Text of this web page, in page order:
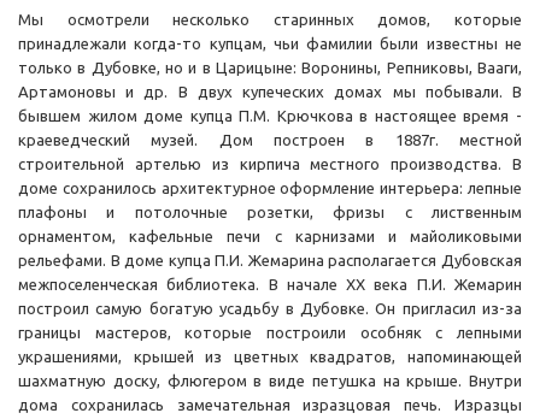
Мы осмотрели несколько старинных домов, которые
принадлежали когда-то купцам, чьи фамилии были известны не
только в Дубовке, но и в Царицыне: Воронины, Репниковы, Вааги,
Артамоновы и др. В двух купеческих домах мы побывали. В
бывшем жилом доме купца П.М. Крючкова в настоящее время -
краеведческий музей. Дом построен в 1887г. местной
строительной артелью из кирпича местного производства. В
доме сохранилось архитектурное оформление интерьера: лепные
плафоны и потолочные розетки, фризы с лиственным
орнаментом, кафельные печи с карнизами и майоликовыми
рельефами. В доме купца П.И. Жемарина располагается Дубовская
межпоселенческая библиотека. В начале XX века П.И. Жемарин
построил самую богатую усадьбу в Дубовке. Он пригласил из-за
границы мастеров, которые построили особняк с лепными
украшениями, крышей из цветных квадратов, напоминающей
шахматную доску, флюгером в виде петушка на крыше. Внутри
дома сохранилась замечательная изразцовая печь. Изразцы